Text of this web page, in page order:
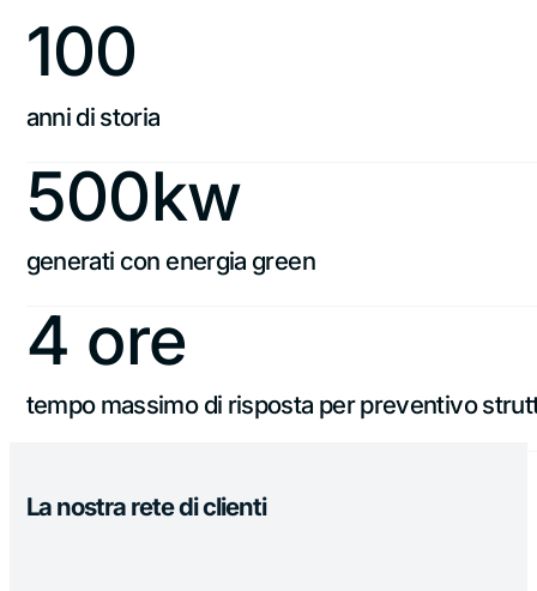
100
anni di storia
500kw
generati con energia green
4 ore
tempo massimo di risposta per preventivo
La nostra rete di clienti